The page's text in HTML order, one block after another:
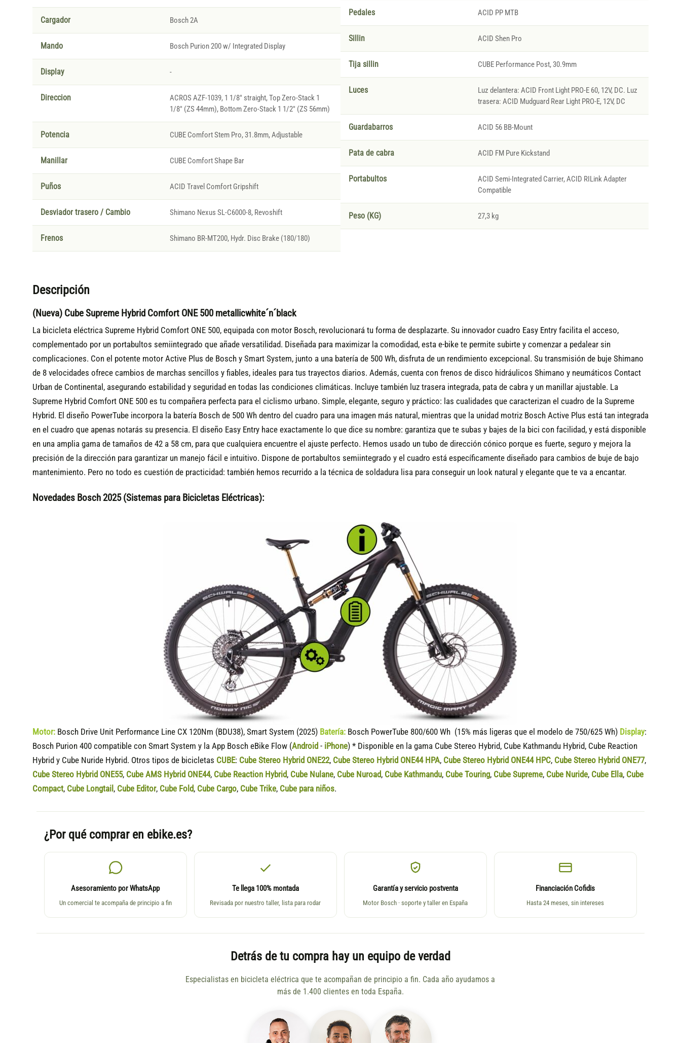
Cargador Bosch 2A
Mando Bosch Purion 200 w/ Integrated Display
Display -
Direccion
ACROS AZF-1039, 1 1/8" straight, Top Zero-Stack 1
1/8" (ZS 44mm), Bottom Zero-Stack 1 1/2" (ZS 56mm)
Potencia CUBE Comfort Stem Pro, 31.8mm, Adjustable
Manillar CUBE Comfort Shape Bar
Puños ACID Travel Comfort Gripshift
Desviador trasero / Cambio Shimano Nexus SL-C6000-8, Revoshift
Frenos Shimano BR-MT200, Hydr. Disc Brake (180/180)
Pedales ACID PP MTB
Sillin ACID Shen Pro
Tija sillin CUBE Performance Post, 30.9mm
Luces
Luz delantera: ACID Front Light PRO-E 60, 12V, DC. Luz
trasera: ACID Mudguard Rear Light PRO-E, 12V, DC
Guardabarros ACID 56 BB-Mount
Pata de cabra ACID FM Pure Kickstand
Portabultos
ACID Semi-Integrated Carrier, ACID RILink Adapter
Compatible
Peso (KG) 27,3 kg
Descripción
(Nueva) Cube Supreme Hybrid Comfort ONE 500 metallicwhite´n´black
La bicicleta eléctrica Supreme Hybrid Comfort ONE 500, equipada con motor Bosch, revolucionará tu forma de desplazarte. Su innovador cuadro Easy Entry facilita el acceso,
complementado por un portabultos semiintegrado que añade versatilidad. Diseñada para maximizar la comodidad, esta e-bike te permite subirte y comenzar a pedalear sin
complicaciones. Con el potente motor Active Plus de Bosch y Smart System, junto a una batería de 500 Wh, disfruta de un rendimiento excepcional. Su transmisión de buje Shimano
de 8 velocidades ofrece cambios de marchas sencillos y fiables, ideales para tus trayectos diarios. Además, cuenta con frenos de disco hidráulicos Shimano y neumáticos Contact
Urban de Continental, asegurando estabilidad y seguridad en todas las condiciones climáticas. Incluye también luz trasera integrada, pata de cabra y un manillar ajustable. La
Supreme Hybrid Comfort ONE 500 es tu compañera perfecta para el ciclismo urbano. Simple, elegante, seguro y práctico: las cualidades que caracterizan el cuadro de la Supreme
Hybrid. El diseño PowerTube incorpora la batería Bosch de 500 Wh dentro del cuadro para una imagen más natural, mientras que la unidad motriz Bosch Active Plus está tan integrada
en el cuadro que apenas notarás su presencia. El diseño Easy Entry hace exactamente lo que dice su nombre: garantiza que te subas y bajes de la bici con facilidad, y está disponible
en una amplia gama de tamaños de 42 a 58 cm, para que cualquiera encuentre el ajuste perfecto. Hemos usado un tubo de dirección cónico porque es fuerte, seguro y mejora la
precisión de la dirección para garantizar un manejo fácil e intuitivo. Dispone de portabultos semiintegrado y el cuadro está específicamente diseñado para cambios de buje de bajo
mantenimiento. Pero no todo es cuestión de practicidad: también hemos recurrido a la técnica de soldadura lisa para conseguir un look natural y elegante que te va a encantar.
Novedades Bosch 2025 (Sistemas para Bicicletas Eléctricas):
Motor:Bosch Drive Unit Performance Line CX 120Nm (BDU38), Smart System (2025) Batería:Bosch PowerTube 800/600 Wh (15% más ligeras que el modelo de 750/625 Wh) Display:
Bosch Purion 400 compatiblecon Smart System y la App Bosch eBike Flow (Android - iPhone) * Disponible en la gama Cube Stereo Hybrid, Cube Kathmandu Hybrid, Cube Reaction
Hybrid y Cube Nuride Hybrid. Otros tipos de bicicletas CUBE: Cube Stereo Hybrid ONE22, Cube Stereo Hybrid ONE44 HPA, Cube Stereo Hybrid ONE44 HPC, Cube Stereo Hybrid ONE77,
Cube Stereo Hybrid ONE55, Cube AMS Hybrid ONE44, Cube Reaction Hybrid, Cube Nulane, Cube Nuroad, Cube Kathmandu, Cube Touring, Cube Supreme, Cube Nuride, Cube Ella, Cube
Compact, Cube Longtail , Cube Editor, Cube Fold, Cube Cargo, Cube Trike, Cube para niños.
¿Por qué comprar en ebike.es?
Asesoramiento por WhatsApp
Un comercial te acompaña de principio a fin
Te llega 100% montada
Revisada por nuestro taller, lista para rodar
Garantía y servicio postventa
Motor Bosch · soporte y taller en España
Financiación Cofidis
Hasta 24 meses, sin intereses
Detrás de tu compra hay un equipo de verdad
Especialistas en bicicleta eléctrica que te acompañan de principio a fin. Cada año ayudamos a
más de 1.400 clientes en toda España.